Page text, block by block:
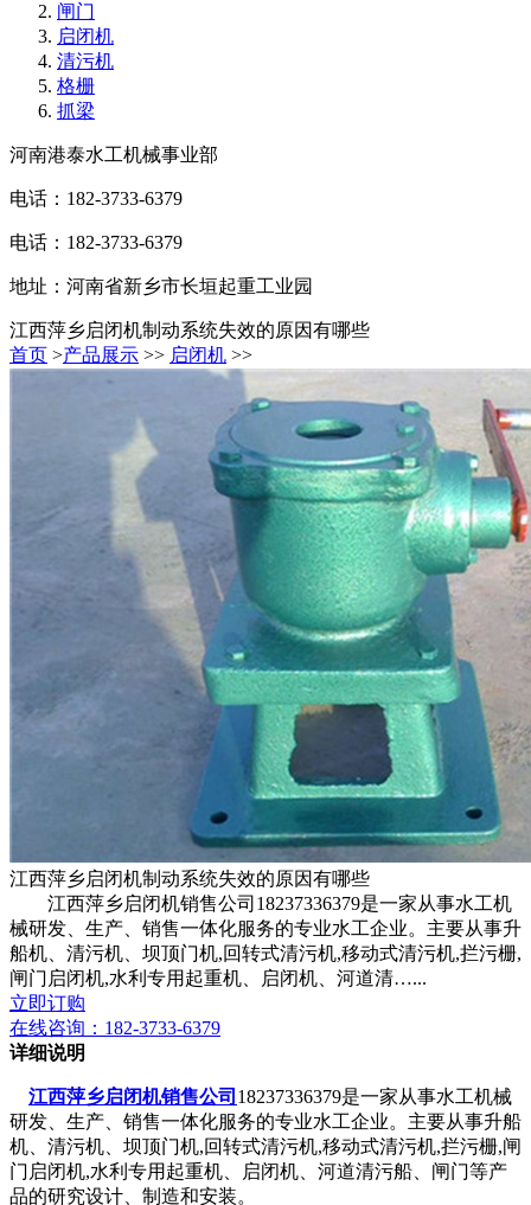
闸门
启闭机
清污机
格栅
抓梁
河南港泰水工机械事业部
电话：182-3733-6379
电话：182-3733-6379
地址：河南省新乡市长垣起重工业园
江西萍乡启闭机制动系统失效的原因有哪些
首页 >产品展示 >> 启闭机 >>
江西萍乡启闭机制动系统失效的原因有哪些
江西萍乡启闭机销售公司18237336379是一家从事水工机
械研发、生产、销售一体化服务的专业水工企业。主要从事升
船机、清污机、坝顶门机,回转式清污机,移动式清污机,拦污栅,
闸门启闭机,水利专用起重机、启闭机、河道清…...
立即订购
在线咨询： 182-3733-6379
详细说明
江西萍乡启闭机销售公司 18237336379是一家从事水工机械
研发、生产、销售一体化服务的专业水工企业。主要从事升船
机、清污机、坝顶门机,回转式清污机,移动式清污机,拦污栅,闸
门启闭机,水利专用起重机、启闭机、河道清污船、闸门等产
品的研究设计、制造和安装。